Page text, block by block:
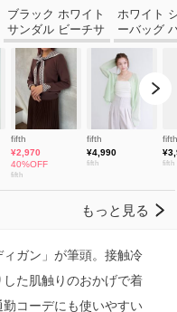
ガン」が筆頭。接触冷
た肌触りのおかげで着
コーデにも使いやすい